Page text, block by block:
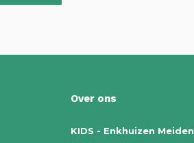
Over ons
KIDS - Enkhuizen